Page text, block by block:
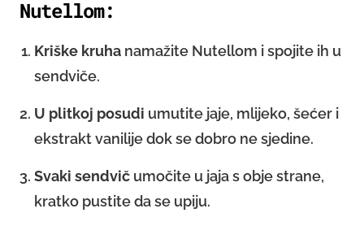
Nutellom:
Kriške kruha namažite Nutellom i spojite ih u
sendviče.
U plitkoj posudi umutite jaje, mlijeko, šećer i
ekstrakt vanilije dok se dobro ne sjedine.
Svaki sendvič umočite u jaja s obje strane,
kratko pustite da se upiju.